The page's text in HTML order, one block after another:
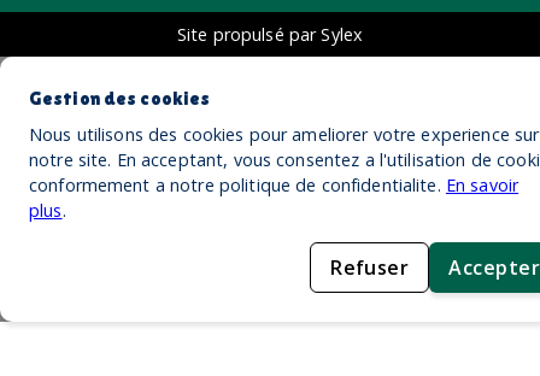
Site propulsé par Sylex
Gestion des cookies
Nous utilisons des cookies pour ameliorer votre experience sur
notre site. En acceptant, vous consentez a l'utilisation de
conformement a notre politique de confidentialite. En savoir
plus.
Refuser Accepter